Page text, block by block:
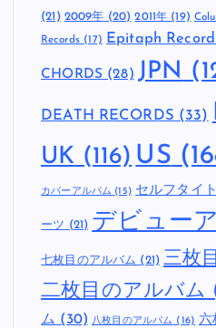
(21) 2009年 (20) 2011年 (19)
Records (17) Epitaph
CHORDS (28) JPN
DEATH RECORDS (33)
UK (116) US
カバーアルバム (15) セルフタイ
ーツ (21) デビュー
七枚目のアルバム (21) 三枚
二枚目のアルバム
ム (30) 八枚目のアルバム (16) 六